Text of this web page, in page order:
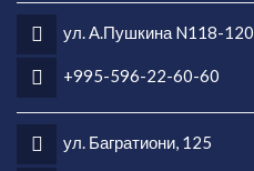
ул. А.Пушкина N118-120
+995-596-22-60-60
ул. Багратиони, 125